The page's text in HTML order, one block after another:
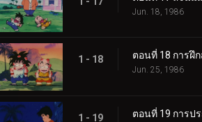
Jun. 18, 1986
1 - 18
Jun. 25, 1986
1 - 19